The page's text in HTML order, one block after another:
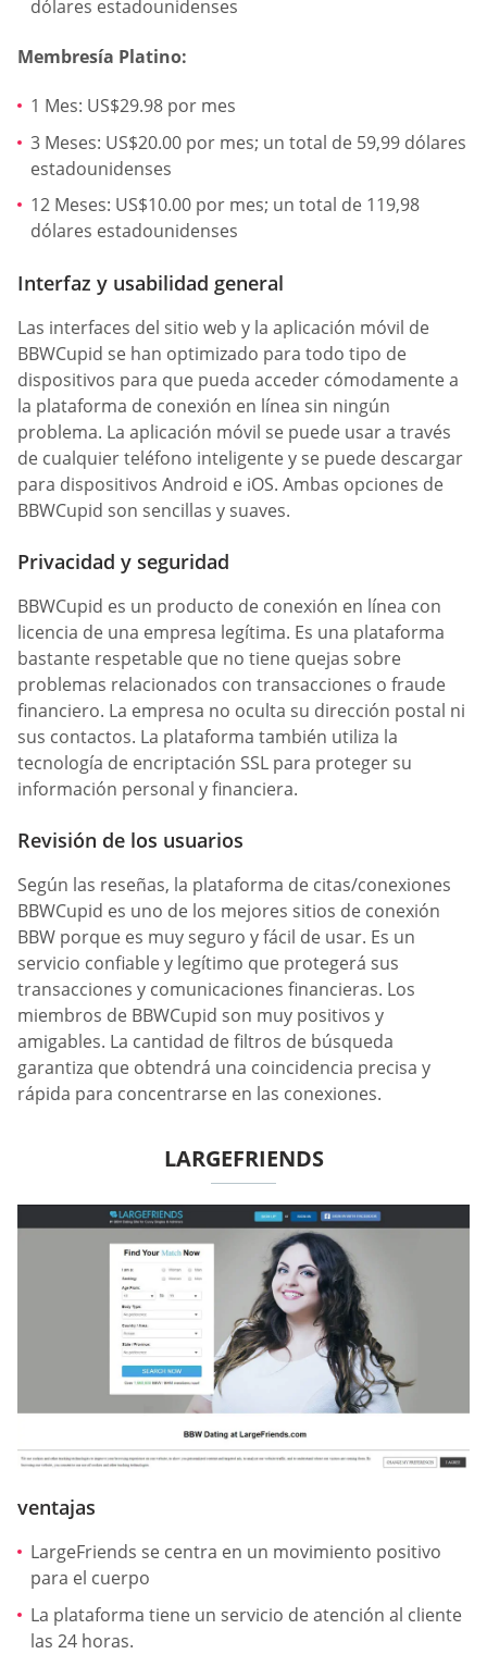
dólares estadounidenses
Membresía Platino:
1 Mes: US$29.98 por mes
3 Meses: US$20.00 por mes; un total de 59,99 dólares
estadounidenses
12 Meses: US$10.00 por mes; un total de 119,98
dólares estadounidenses
Interfaz y usabilidad general
Las interfaces del sitio web y la aplicación móvil de
BBWCupid se han optimizado para todo tipo de
dispositivos para que pueda acceder cómodamente a
la plataforma de conexión en línea sin ningún
problema. La aplicación móvil se puede usar a través
de cualquier teléfono inteligente y se puede descargar
para dispositivos Android e iOS. Ambas opciones de
BBWCupid son sencillas y suaves.
Privacidad y seguridad
BBWCupid es un producto de conexión en línea con
licencia de una empresa legítima. Es una plataforma
bastante respetable que no tiene quejas sobre
problemas relacionados con transacciones o fraude
financiero. La empresa no oculta su dirección postal ni
sus contactos. La plataforma también utiliza la
tecnología de encriptación SSL para proteger su
información personal y financiera.
Revisión de los usuarios
Según las reseñas, la plataforma de citas/conexiones
BBWCupid es uno de los mejores sitios de conexión
BBW porque es muy seguro y fácil de usar. Es un
servicio confiable y legítimo que protegerá sus
transacciones y comunicaciones financieras. Los
miembros de BBWCupid son muy positivos y
amigables. La cantidad de filtros de búsqueda
garantiza que obtendrá una coincidencia precisa y
rápida para concentrarse en las conexiones.
LARGEFRIENDS
ventajas
LargeFriends se centra en un movimiento positivo
para el cuerpo
La plataforma tiene un servicio de atención al cliente
las 24 horas.